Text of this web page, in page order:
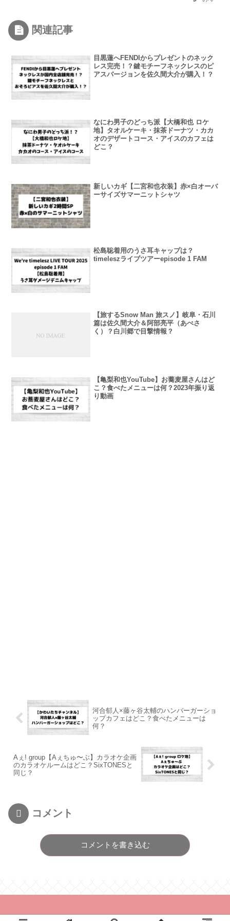
関連記事
目黒蓮へFENDIからプレゼントのネック
レス完売！？鍵モチーフネックレスのピ
アスバージョンを佐久間大介が購入！？
なにわ男子のどっち派【大橋和也 ロケ
地】タオルケーキ・抹茶ドーナツ・カカ
オのデザートコース・アイスのカフェは
どこ？
新しいカギ【二宮和也衣装】赤×白オーバ
ーサイズサマーニットシャツ
松島聡着用のうさ耳キャップは？
timeleszライブツアーepisode 1 FAM
【旅するSnow Man 旅スノ】岐阜・石川
篇は佐久間大介＆阿部亮平（あべさ
く）？白川郷で目撃情報？
【亀梨和也YouTube】お蕎麦屋さんはど
こ？食べたメニューは何？2023年振り返
り動画
河合郁人×藤ヶ谷太輔のハンバーガーショ
ップカフェはどこ？食べたメニューは
何？
Aぇ! group【Aぇちゅ〜ぶ】カラオケ企画
のカラオケルームはどこ？SixTONESと
同じ？
コメント
コメントを書き込む